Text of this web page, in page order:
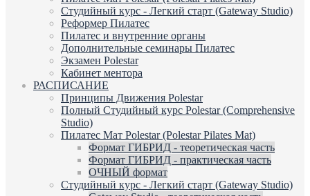
Студийный курс - Легкий старт (Gateway Studio)
Реформер Пилатес
Пилатес и внутренние органы
Дополнительные семинары Пилатес
Экзамен Polestar
Кабинет ментора
РАСПИСАНИЕ
Принципы Движения Polestar
Полный Студийный курс Polestar (Comprehensive
Studio)
Пилатес Мат Polestar (Polestar Pilates Mat)
Формат ГИБРИД - теоретическая часть
Формат ГИБРИД - практическая часть
ОЧНЫЙ формат
Студийный курс - Легкий старт (Gateway Studio)